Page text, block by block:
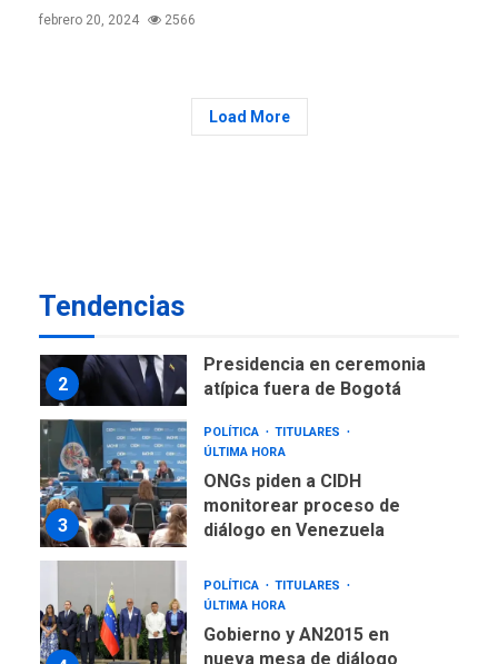
febrero 20, 2024 2566
Load More
Tendencias
como terminales
temporales en Aeropuerto
3
ÚLTIMA HORA
ONGs piden a CIDH
diálogo en Venezuela
POLÍTICA
ÚLTIMA HORA
Gobierno y AN2015 en
Hiroshima 81 años de la